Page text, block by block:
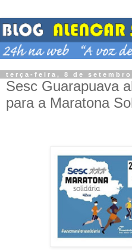
terça-feira, 8 de setembro
Sesc Guarapuava
para a Maratona